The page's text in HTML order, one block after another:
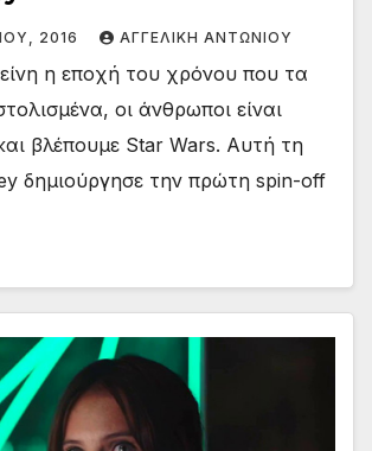
2016 ΑΓΓΕΛΙΚΉ ΑΝΤΩΝΊΟΥ
η εποχή του χρόνου που τα
οι άνθρωποι είναι
βλέπουμε Star Wars. Αυτή τη
δημιούργησε την πρώτη spin-off